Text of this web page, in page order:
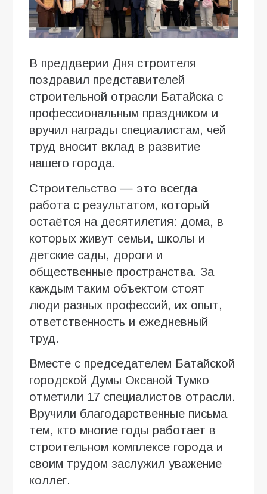
В преддверии Дня строителя
поздравил представителей
строительной отрасли Батайска с
профессиональным праздником и
вручил награды специалистам, чей
труд вносит вклад в развитие
нашего города.
Строительство — это всегда
работа с результатом, который
остаётся на десятилетия: дома, в
которых живут семьи, школы и
детские сады, дороги и
общественные пространства. За
каждым таким объектом стоят
люди разных профессий, их опыт,
ответственность и ежедневный
труд.
Вместе с председателем Батайской
городской Думы Оксаной Тумко
отметили 17 специалистов отрасли.
Вручили благодарственные письма
тем, кто многие годы работает в
строительном комплексе города и
своим трудом заслужил уважение
коллег.